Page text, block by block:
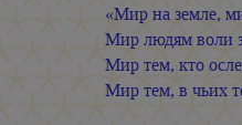
«Мир на земле,
Мир людям воли
Мир тем, кто
Мир тем, в чьих